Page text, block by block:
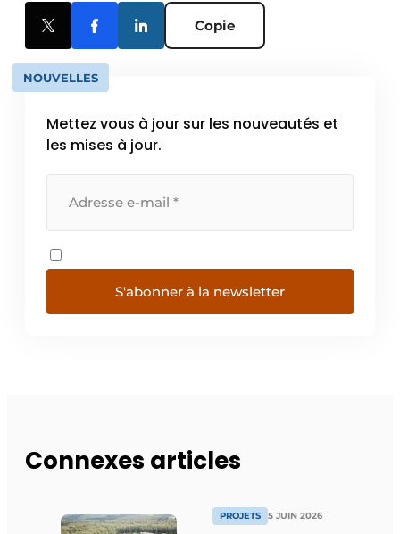
Copie
NOUVELLES
Mettez vous à jour sur les nouveautés et
les mises à jour.
S'abonner à la newsletter
Connexes articles
PROJETS 5 JUIN 2026